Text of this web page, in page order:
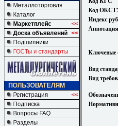
Металлоторговля
Каталог
Маркетплейс
<<
Доска объявлений <<
Подшипники
ГОСТы и стандарты
ПОЛЬЗОВАТЕЛЯМ
Регистрация
<<
Подписка
Вопросы FAQ
Разделы
Код
Индекс
Ключевые
Вид
Вид